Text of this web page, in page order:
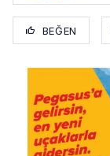
BEĞEN